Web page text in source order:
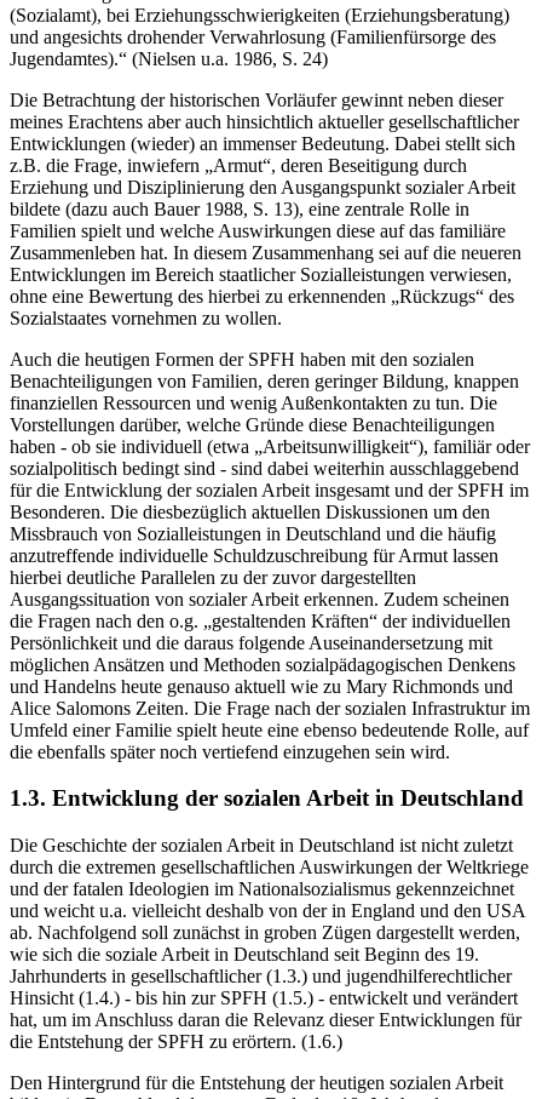
Gesamtstrategie waren, um Familien in Not ganzheitlich zu helfen -
und nicht segmentiert in abtrennbaren Bereichen wie materieller Not
(Sozialamt), bei Erziehungsschwierigkei­ten (Erziehungsberatung)
Jugendamtes).“ (Nielsen u.a. 1986, S. 24)
Die Betrachtung der historischen Vorläufer gewinnt neben dieser
meines Erachtens aber auch hinsichtlich aktueller gesellschaftlicher
Entwicklun­gen (wieder) an immenser Bedeutung. Dabei stellt sich
z.B. die Frage, inwiefern „Armut“, deren Beseitigung durch
Erziehung und Disziplinie­rung den Ausgangspunkt sozialer Arbeit
bildete (dazu auch Bauer 1988, S. 13), eine zentrale Rolle in
Familien spielt und welche Auswirkungen diese auf das familiäre
Zusammenleben hat. In diesem Zusammenhang sei auf die neueren
Entwicklungen im Bereich staatlicher Sozialleistungen verwiesen,
Sozialstaates vornehmen zu wollen.
Auch die heutigen Formen der SPFH haben mit den sozialen
Benachteili­gungen von Familien, deren geringer Bildung, knappen
finanziellen Ressourcen und wenig Außenkontakten zu tun. Die
Vorstellungen darüber, welche Gründe diese Benachteiligungen
haben - ob sie individuell (etwa „Arbeitsunwilligkeit“), familiär oder
sozialpolitisch bedingt sind - sind dabei weiterhin ausschlaggebend
für die Entwicklung der sozialen Arbeit insgesamt und der SPFH im
Besonderen. Die diesbe­züglich aktuellen Diskussionen um den
Missbrauch von Sozialleistungen in Deutschland und die häufig
anzutreffende individuelle Schuldzuschrei­bung für Armut lassen
hierbei deutliche Parallelen zu der zuvor darge­stellten
Ausgangssituation von sozialer Arbeit erkennen. Zudem scheinen
die Fragen nach den o.g. „gestaltenden Kräften“ der individuellen
Per­sönlichkeit und die daraus folgende Auseinandersetzung mit
möglichen Ansätzen und Methoden sozialpädagogischen Denkens
und Handelns heute genauso aktuell wie zu Mary Richmonds und
Alice Salomons Zei­ten. Die Frage nach der sozialen Infrastruktur im
die ebenfalls später noch vertiefend einzugehen sein wird.
1.3. Entwicklung der sozialen Arbeit in Deutschland
Die Geschichte der sozialen Arbeit in Deutschland ist nicht zuletzt
durch die extremen gesellschaftlichen Auswirkungen der Weltkriege
und der fatalen Ideologien im Nationalsozialismus gekennzeichnet
und weicht u.a. vielleicht deshalb von der in England und den USA
ab. Nachfolgend soll zunächst in groben Zügen dargestellt werden,
wie sich die soziale Arbeit in Deutschland seit Beginn des 19.
Jahrhunderts in gesellschaftlicher (1.3.) und jugendhilferechtlicher
Hinsicht (1.4.) - bis hin zur SPFH (1.5.) - entwickelt und verändert
die Entstehung der SPFH zu erörtern. (1.6.)